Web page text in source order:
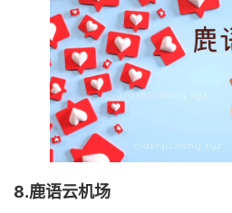
8.鹿语云机场